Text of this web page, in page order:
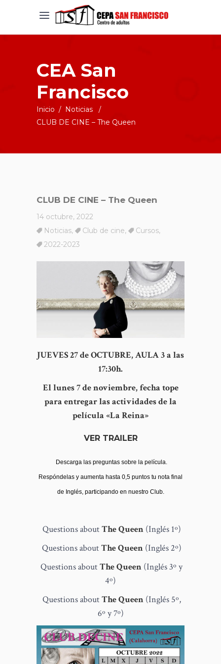
CEA San
Francisco
Inicio / Noticias
/
CLUB DE CINE – The Queen
CLUB DE CINE – The Queen
14 octubre, 2022
Noticias, Club de cine, Cursos,
2022-2023
JUEVES 27 de OCTUBRE, AULA 3 a las
17:30h.
El lunes 7 de noviembre, fecha tope
para entregar las actividades de la
película «La Reina»
VER TRAILER
Descarga las preguntas sobre la película.
Respóndelas y aumenta hasta 0,5 puntos tu nota final
de Inglés, participando en nuestro Club.
Questions aboutThe Queen(Inglés 1º)
Questions aboutThe Queen(Inglés 2º)
Questions aboutThe Queen (Inglés 3º y
4º)
Questions aboutThe Queen(Inglés 5º,
6º y 7º)